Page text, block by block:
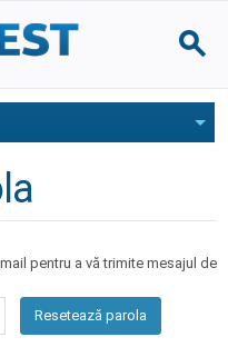
pentru a vă trimite mesajul de
Resetează parola